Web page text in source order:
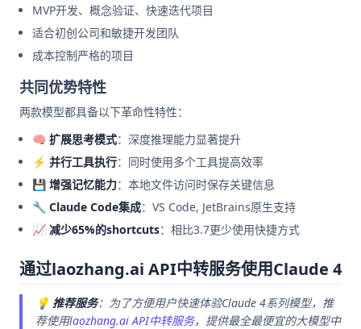
MVP开发、概念验证、快速迭代项目
适合初创公司和敏捷开发团队
成本控制严格的项目
共同优势特性
两款模型都具备以下革命性特性：
🧠 扩展思考模式：深度推理能力显著提升
⚡ 并行工具执行：同时使用多个工具提高效率
💾 增强记忆能力：本地文件访问时保存关键信息
🔧 Claude Code集成：VS Code, JetBrains原生支持
📈 减少65%的shortcuts：相比3.7更少使用快捷方式
通过laozhang.ai API中转服务使用Claude 4
💡 推荐服务：为了方便用户快速体验Claude 4系列模型，推
荐使用laozhang.ai API中转服务，提供最全最便宜的大模型中